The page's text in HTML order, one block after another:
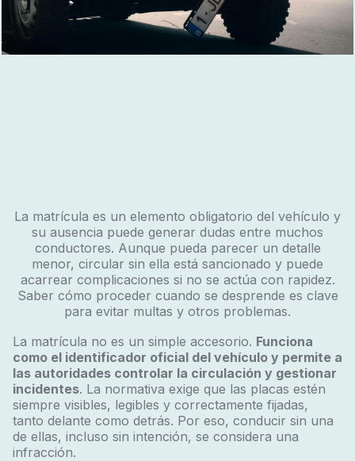
La matrícula es un elemento obligatorio del vehículo y
su ausencia puede generar dudas entre muchos
conductores. Aunque pueda parecer un detalle
menor, circular sin ella está sancionado y puede
acarrear complicaciones si no se actúa con rapidez.
Saber cómo proceder cuando se desprende es clave
para evitar multas y otros problemas.
La matrícula no es un simple accesorio. Funciona
como el identificador oficial del vehículo y permite a
las autoridades controlar la circulación y gestionar
incidentes. La normativa exige que las placas estén
siempre visibles, legibles y correctamente fijadas,
tanto delante como detrás. Por eso, conducir sin una
de ellas, incluso sin intención, se considera una
infracción.